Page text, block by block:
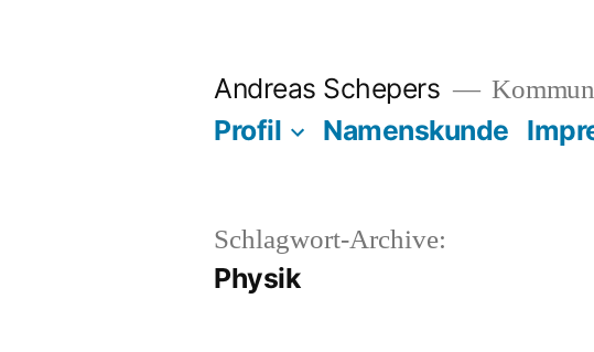
Andreas Schepers
Profil Namenskunde
Schlagwort-Archive:
Physik